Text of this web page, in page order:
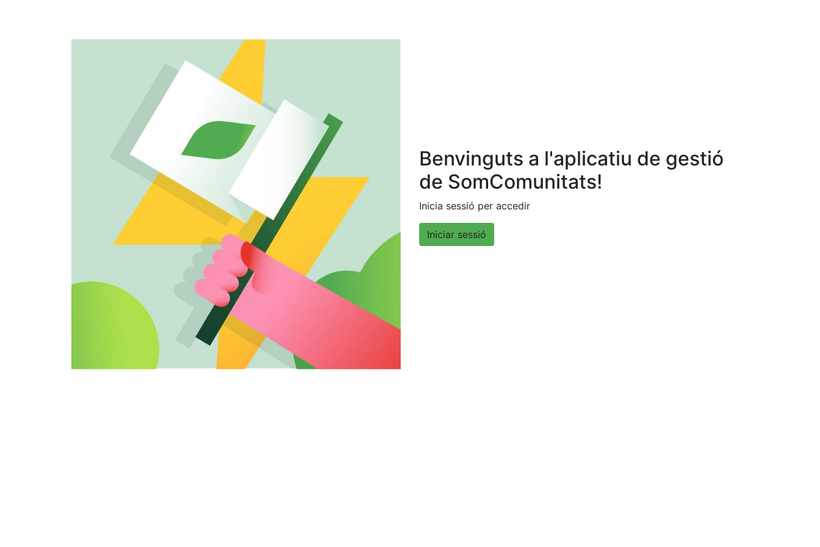
Benvinguts a l'aplicatiu de gestió
de SomComunitats!
Inicia sessió per accedir
Iniciar sessió